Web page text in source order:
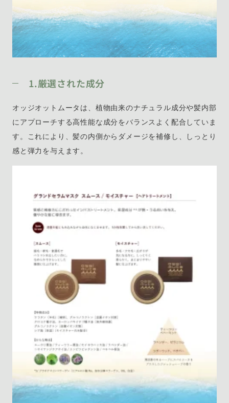
1.厳選された成分
オッジオットムータは、植物由来のナチュラル成分や髪内部
にアプローチする高性能な成分をバランスよく配合していま
す。これにより、髪の内側からダメージを補修し、しっとり
感と弾力を与えます。